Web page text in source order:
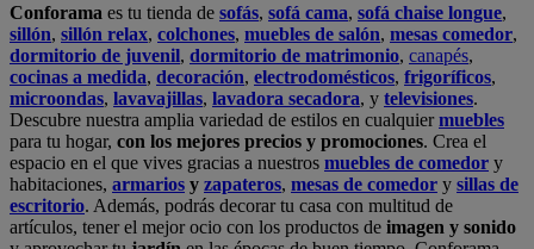
Conforama es tu tienda de sofás, sofá cama, sofá chaise longue,
sillón, sillón relax, colchones, muebles de salón, mesas comedor,
dormitorio de juvenil, dormitorio de matrimonio, canapés,
cocinas a medida, decoración, electrodomésticos, frigoríficos,
microondas, lavavajillas, lavadora secadora, y televisiones.
Descubre nuestra amplia variedad de estilos en cualquiermuebles
para tu hogar, con los mejores precios y promociones. Crea el
espacio en el que vives gracias a nuestros muebles de comedor y
habitaciones, armarios y zapateros, mesas de comedor y sillas de
escritorio. Además, podrás decorar tu casa con multitud de
artículos, tener el mejor ocio con los productos de imagen y sonido